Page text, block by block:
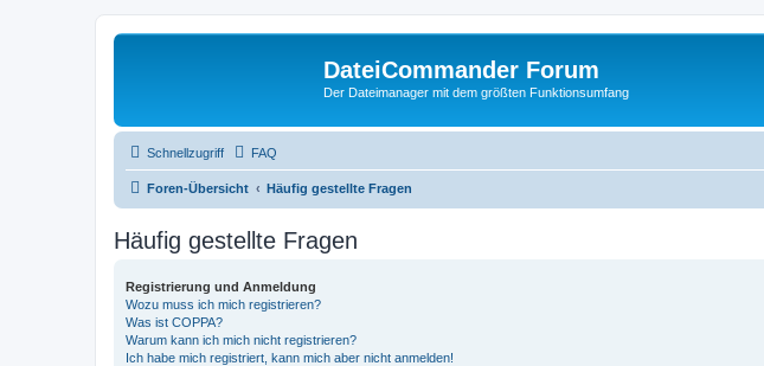
DateiCommander Forum
Der Dateimanager mit dem größten Funktionsumfang
Schnellzugriff FAQ
Foren-Übersicht Häufig gestellte Fragen
Häufig gestellte Fragen
Registrierung und Anmeldung
Wozu muss ich mich registrieren?
Was ist COPPA?
Warum kann ich mich nicht registrieren?
Ich habe mich registriert, kann mich aber nicht anmelden!